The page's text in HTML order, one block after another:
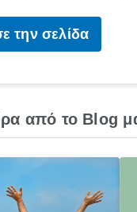
την σελίδα
από το Blog